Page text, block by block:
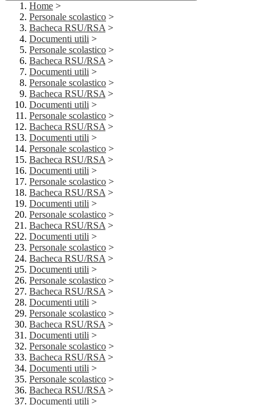
Home >
Personale scolastico >
Bacheca RSU/RSA >
Documenti utili >
Personale scolastico >
Bacheca RSU/RSA >
Documenti utili >
Personale scolastico >
Bacheca RSU/RSA >
Documenti utili >
Personale scolastico >
Bacheca RSU/RSA >
Documenti utili >
Personale scolastico >
Bacheca RSU/RSA >
Documenti utili >
Personale scolastico >
Bacheca RSU/RSA >
Documenti utili >
Personale scolastico >
Bacheca RSU/RSA >
Documenti utili >
Personale scolastico >
Bacheca RSU/RSA >
Documenti utili >
Personale scolastico >
Bacheca RSU/RSA >
Documenti utili >
Personale scolastico >
Bacheca RSU/RSA >
Documenti utili >
Personale scolastico >
Bacheca RSU/RSA >
Documenti utili >
Personale scolastico >
Bacheca RSU/RSA >
Documenti utili >